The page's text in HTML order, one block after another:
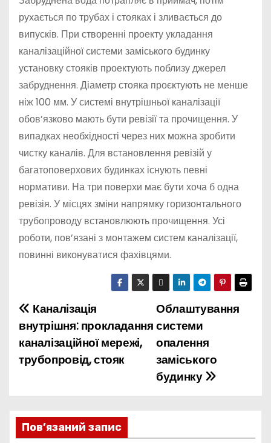
рухається по трубах і стояках і зливається до
випусків. При створенні проекту укладання
каналізаційної системи заміського будинку
установку стояків проектують поблизу джерел
забруднення. Діаметр стояка проєктують не менше
ніж 100 мм. У системі внутрішньої каналізації
обов’язково мають бути ревізії та прочищення. У
випадках необхідності через них можна зробити
чистку каналів. Для встановлення ревізій у
багатоповерхових будинках існують певні
нормативи. На три поверхи має бути хоча б одна
ревізія. У місцях зміни напрямку горизонтального
трубопроводу встановлюють прочищення. Усі
роботи, пов’язані з монтажем систем каналізації,
повинні виконуватися фахівцями.
Н
а
в
г
Облаштування
системи
опалення
заміського
будинку
Каналізація
внутрішня: прокладання
каналізаційної мережі,
трубопровід, стояк
Пов’язаний запис